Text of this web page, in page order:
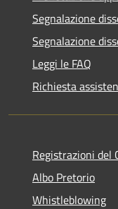
Segnalazione
Segnalazione
Leggi le FAQ
Richiesta
Registrazioni del
Albo Pretorio
Whistleblowing